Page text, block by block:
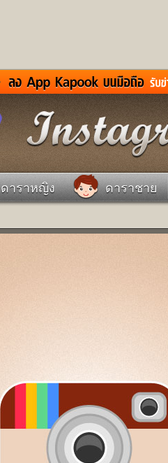
ข่าวด่วน
ละคร
เกม
ดูดวง
ผู้ชาย
dictionary
ดาราหญิง ดาราชาย